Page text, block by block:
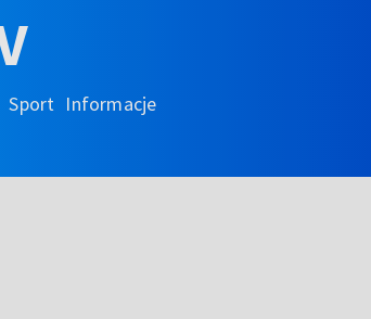
Sport Informacje